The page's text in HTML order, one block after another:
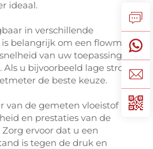
ideaal.
in verschillende
belangrijk om een flowmeter
van uw toepassing
u bijvoorbeeld lage stromen
de beste keuze.
van de gemeten vloeistof
en prestaties van de
ervoor dat u een
is tegen de druk en